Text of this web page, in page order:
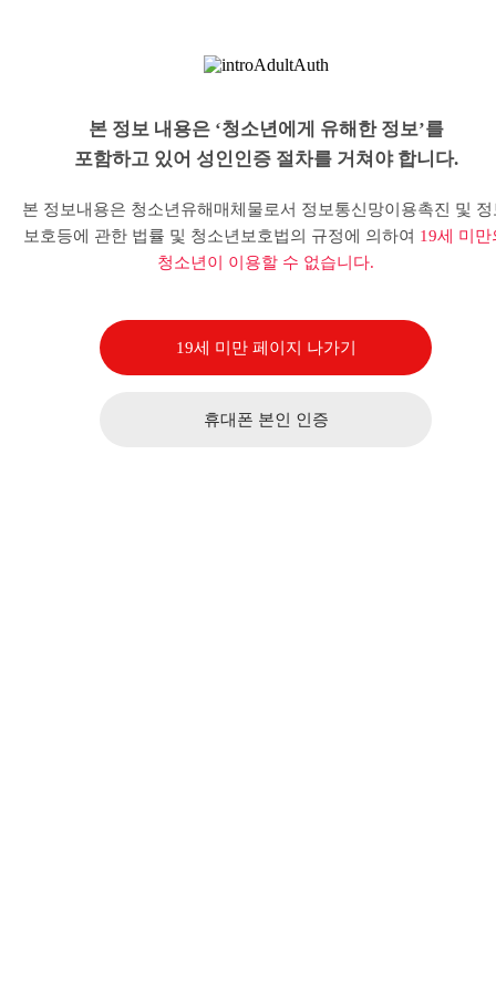
본 정보 내용은 ‘청소년에게 유해한 정보’를
포함하고 있어 성인인증 절차를 거쳐야 합니다.
본 정보내용은 청소년유해매체물로서 정보통신망이용촉진 및 정
보호등에 관한 법률 및 청소년보호법의 규정에 의하여 19세 미만
청소년이 이용할 수 없습니다.
19세 미만 페이지 나가기
휴대폰 본인 인증